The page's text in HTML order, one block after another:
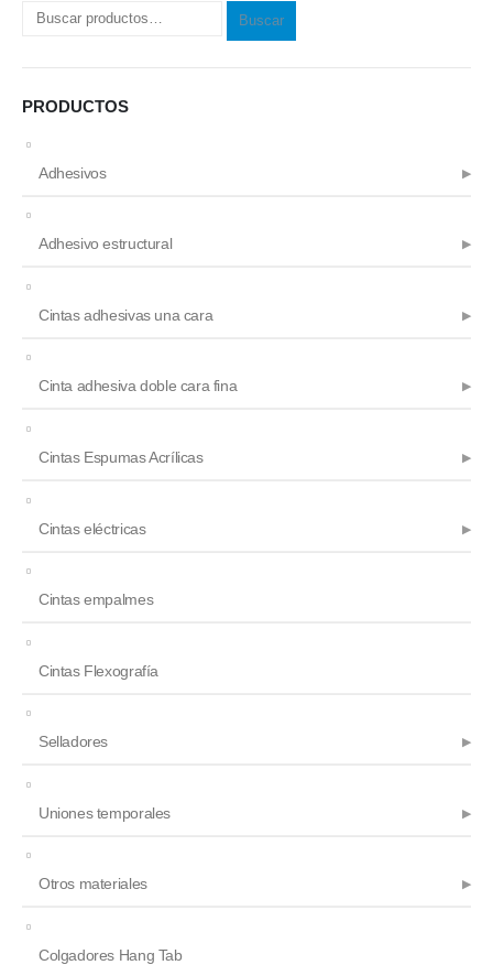
Buscar
PRODUCTOS
Adhesivos
Adhesivo estructural
Cintas adhesivas una cara
Cinta adhesiva doble cara fina
Cintas Espumas Acrílicas
Cintas eléctricas
Cintas empalmes
Cintas Flexografía
Selladores
Uniones temporales
Otros materiales
Colgadores Hang Tab